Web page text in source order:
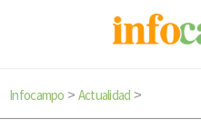
Infocampo > Actualidad >